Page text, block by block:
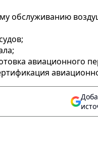
обслуживанию
авиационного